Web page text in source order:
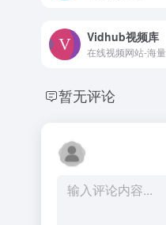
Vidhub视频库
暂无评论